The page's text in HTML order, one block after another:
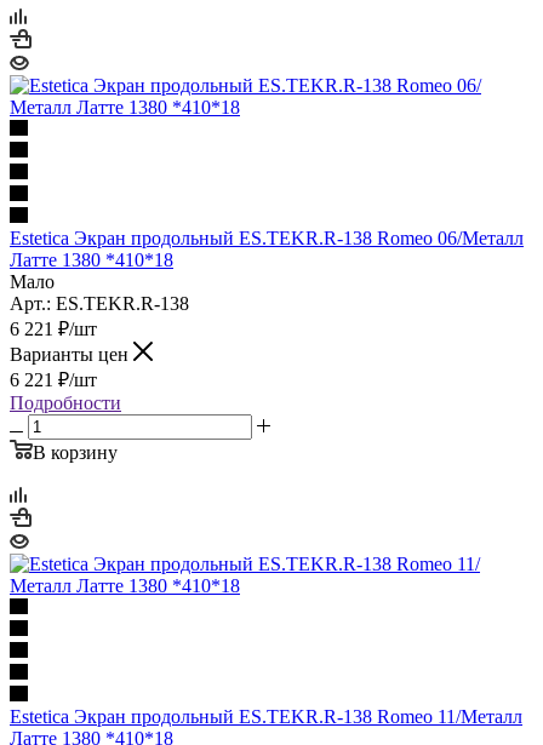
Estetica Экран продольный ES.TEKR.R-138 Romeo 06/Металл
Латте 1380 *410*18
Мало
Арт.: ES.TEKR.R-138
6 221 ₽/шт
Варианты цен
6 221 ₽/шт
Подробности
В корзину
Estetica Экран продольный ES.TEKR.R-138 Romeo 11/Металл
Латте 1380 *410*18